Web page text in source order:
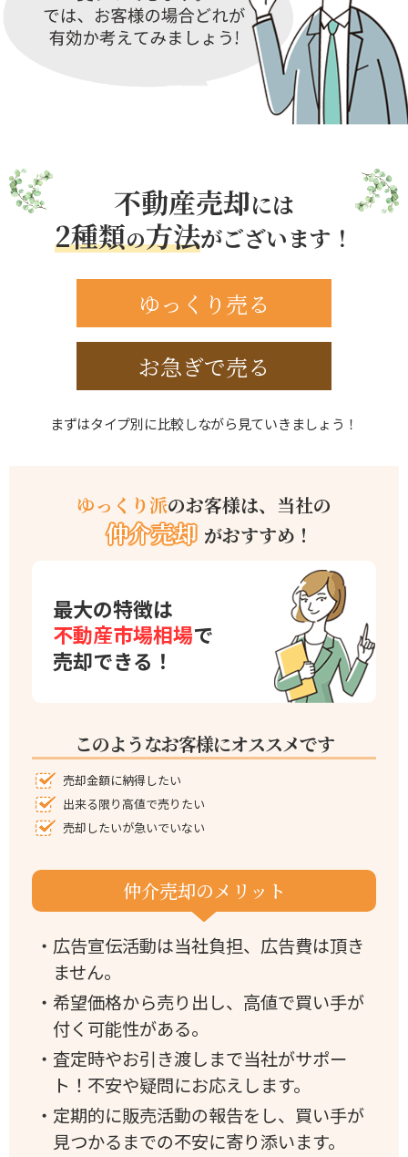
不動産売却には
2種類の方法がございます！
ゆっくり売る
お急ぎで売る
まずはタイプ別に比較しながら見ていきましょう！
ゆっくり派のお客様は、当社の
仲介売却 がおすすめ！
最大の特徴は
不動産市場相場で
売却できる！
このようなお客様にオススメです
売却金額に納得したい
出来る限り高値で売りたい
売却したいが急いでいない
仲介売却のメリット
・広告宣伝活動は当社負担、広告費は頂き
ません。
・希望価格から売り出し、高値で買い手が
付く可能性がある。
・査定時やお引き渡しまで当社がサポー
ト！不安や疑問にお応えします。
・定期的に販売活動の報告をし、買い手が
見つかるまでの不安に寄り添います。